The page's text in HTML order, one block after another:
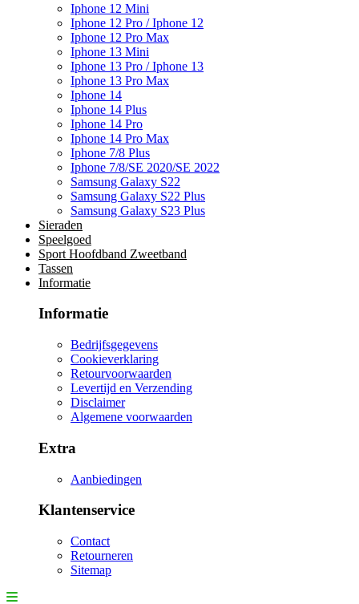
Iphone 12 Mini
Iphone 12 Pro / Iphone 12
Iphone 12 Pro Max
Iphone 13 Mini
Iphone 13 Pro / Iphone 13
Iphone 13 Pro Max
Iphone 14
Iphone 14 Plus
Iphone 14 Pro
Iphone 14 Pro Max
Iphone 7/8 Plus
Iphone 7/8/SE 2020/SE 2022
Samsung Galaxy S22
Samsung Galaxy S22 Plus
Samsung Galaxy S23 Plus
Sieraden
Speelgoed
Sport Hoofdband Zweetband
Tassen
Informatie
Informatie
Bedrijfsgegevens
Cookieverklaring
Retourvoorwaarden
Levertijd en Verzending
Disclaimer
Algemene voorwaarden
Extra
Aanbiedingen
Klantenservice
Contact
Retourneren
Sitemap